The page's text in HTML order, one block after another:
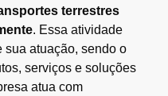
terrestres
. Essa atividade
sua atuação, sendo o
serviços e soluções
atua com